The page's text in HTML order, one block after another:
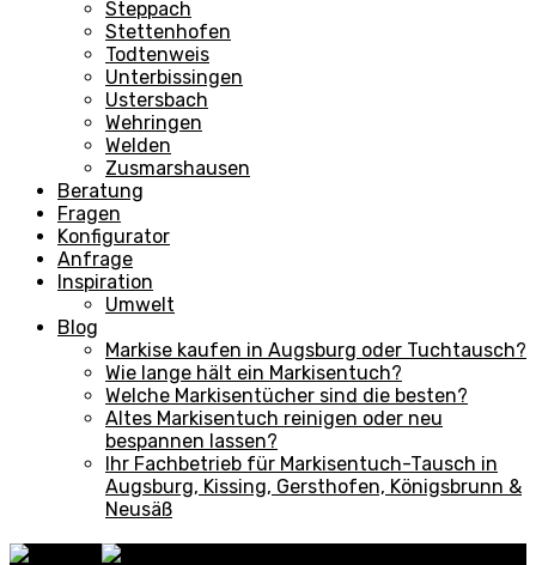
Steppach
Stettenhofen
Todtenweis
Unterbissingen
Ustersbach
Wehringen
Welden
Zusmarshausen
Beratung
Fragen
Konfigurator
Anfrage
Inspiration
Umwelt
Blog
Markise kaufen in Augsburg oder Tuchtausch?
Wie lange hält ein Markisentuch?
Welche Markisentücher sind die besten?
Altes Markisentuch reinigen oder neu
bespannen lassen?
Ihr Fachbetrieb für Markisentuch-Tausch in
Augsburg, Kissing, Gersthofen, Königsbrunn &
Neusäß